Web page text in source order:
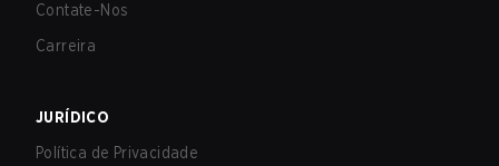
Contate-Nos
Carreira
JURÍDICO
Política de Privacidade